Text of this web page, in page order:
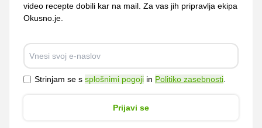
video recepte dobili kar na mail. Za vas jih pripravlja ekipa
Okusno.je.
Strinjam se s splošnimi pogoji in Politiko zasebnosti
Prijavi se